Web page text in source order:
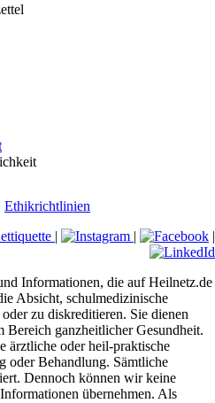
Ethikrichtlinien
| | |
Informationen, die auf Heilnetz.de
Absicht, schulmedizinische
zu diskreditieren. Sie dienen
ganzheitlicher Gesundheit.
ärztliche oder heil-praktische
oder Behandlung. Sämtliche
Dennoch können wir keine
übernehmen. Als